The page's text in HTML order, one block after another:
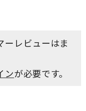
ーレビューはま
ンが必要です。